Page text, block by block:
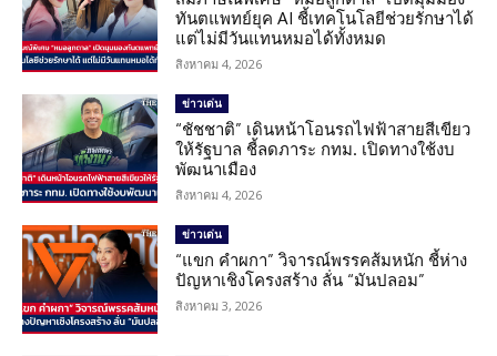
ทันตแพทย์ยุค AI ชี้เทคโนโลยีช่วยรักษาได้
แต่ไม่มีวันแทนหมอได้ทั้งหมด
สิงหาคม 4, 2026
ข่าวเด่น
“ชัชชาติ” เดินหน้าโอนรถไฟฟ้าสายสีเขียว
ให้รัฐบาล ชี้ลดภาระ กทม. เปิดทางใช้งบ
พัฒนาเมือง
สิงหาคม 4, 2026
ข่าวเด่น
“แขก คำผกา” วิจารณ์พรรคส้มหนัก ชี้ห่าง
ปัญหาเชิงโครงสร้าง ลั่น “มันปลอม”
สิงหาคม 3, 2026